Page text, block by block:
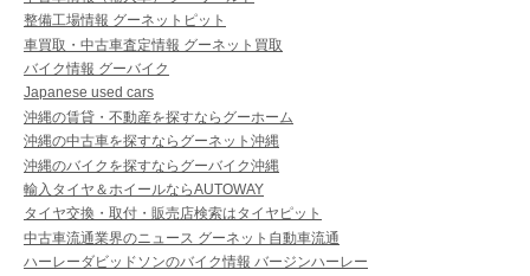
整備工場情報 グーネットピット
車買取・中古車査定情報 グーネット買取
バイク情報 グーバイク
Japanese used cars
沖縄の賃貸・不動産を探すならグーホーム
沖縄の中古車を探すならグーネット沖縄
沖縄のバイクを探すならグーバイク沖縄
輸入タイヤ＆ホイールならAUTOWAY
タイヤ交換・取付・販売店検索はタイヤピット
中古車流通業界のニュース グーネット自動車流通
ハーレーダビッドソンのバイク情報 バージンハーレー